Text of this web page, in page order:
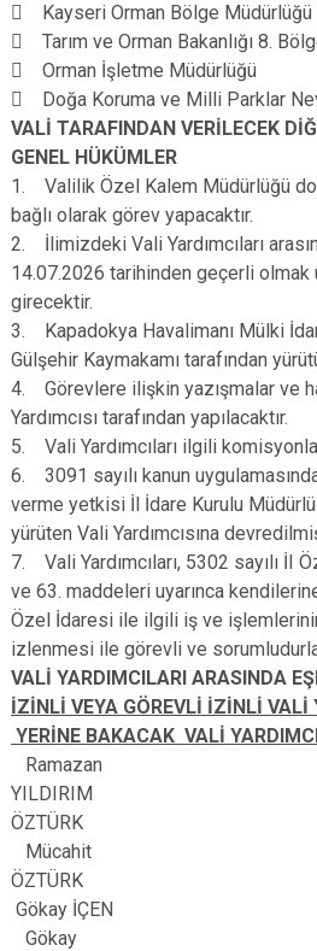
 Kayseri Orman Bölge Müdürlüğü
 Tarım ve Orman Bakanlığı 8.
 Orman İşletme Müdürlüğü
 Doğa Koruma ve Milli Parklar
VALİ TARAFINDAN VERİLECEK
GENEL HÜKÜMLER
1. Valilik Özel Kalem Müdürlüğü
bağlı olarak görev yapacaktır.
2. İlimizdeki Vali Yardımcıları
14.07.2026 tarihinden geçerli olmak
girecektir.
3. Kapadokya Havalimanı Mülki
Gülşehir Kaymakamı tarafından
4. Görevlere ilişkin yazışmalar ve
Yardımcısı tarafından yapılacaktır.
5. Vali Yardımcıları ilgili
6. 3091 sayılı kanun
verme yetkisi İl İdare Kurulu
yürüten Vali Yardımcısına
7. Vali Yardımcıları, 5302 sayılı İI
ve 63. maddeleri uyarınca
Özel İdaresi ile ilgili iş ve
izlenmesi ile görevli ve
VALİ YARDIMCILARI ARASINDA
İZİNLİ VEYA GÖREVLİ İZİNLİ VALİ
YERİNE BAKACAK VALİ
Ramazan
ÖZTÜRK
Mücahit
Gökay İÇEN
Gökay